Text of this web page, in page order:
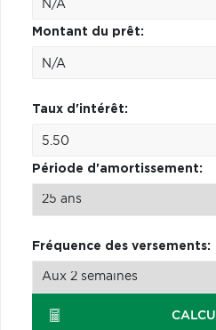
Montant du prêt:
Taux d'intérêt:
Période d'amortissement:
Fréquence des versements: